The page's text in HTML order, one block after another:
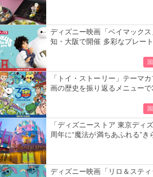
ディズニー映画「ベイマック
知・大阪で開催 多彩なプレー
「トイ・ストーリー」テーマ
画の歴史を振り返るメニュー
「ディズニーストア 東京ディ
周年に“魔法が満ちあふれる”
ディズニー映画「リロ＆スティ